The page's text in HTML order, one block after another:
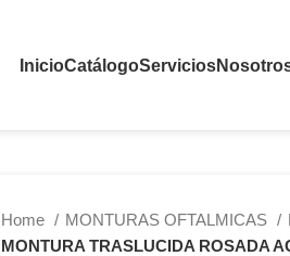
InicioCatálogoServicios
Home MONTURAS OFTALMICAS
MONTURA TRASLUCIDA ROSADA